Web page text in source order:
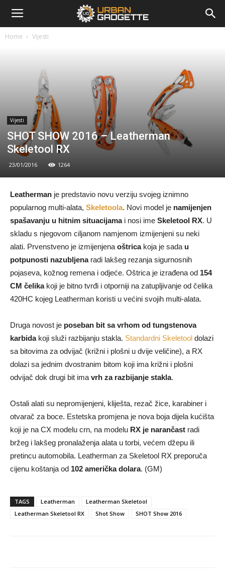
urbangadgette.com
Home Vijesti
Vijesti
SHOT SHOW 2016 – Leatherman
Skeletool RX
23/01/2016 1264
Leatherman je predstavio novu verziju svojeg iznimno
popularnog multi-alata, Skeletoola. Novi model je namijenjen
spašavanju u hitnim situacijamai nosi ime Skeletool RX. U
skladu s njegovom ciljanom namjenom izmijenjeni su neki
alati. Prvenstveno je izmijenjena oštricakoja je sada u
potpunosti nazubljenaradi lakšeg rezanja sigurnosnih
pojaseva, kožnog remena i odjeće. Oštrica je izrađena od 154
CM čelikakoji je bitno tvrđi i otporniji na zatupljivanje od čelika
420HC kojeg Leatherman koristi u većini svojih multi-alata.
Druga novost je poseban bit sa vrhom od tungstenova
karbidakoji služi razbijanju stakla. Standardni Skeletool dolazi
sa bitovima za odvijač (križni i plošni u dvije veličine), a RX
dolazi sa jednim dvostranim bitom koji ima križni i plošni
odvijač dok drugi bit ima vrh za razbijanje stakla.
Ostali alati su nepromijenjeni, kliješta, rezač žice, karabiner i
otvarač za boce. Estetska promjena je nova boja dijela kućišta
koji je na CX modelu crn, na modelu RX je narančast radi
bržeg i lakšeg pronalaženja alata u torbi, većem džepu ili
pretincu automobila. Leatherman za Skeletool RX preporuča
cijenu koštanja od 102 američka dolara. (GM)
TAGS Leatherman
Leatherman Skeletool
Leatherman Skeletool RX
Shot Show SHOT Show 2016